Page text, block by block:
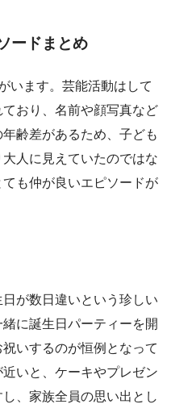
ードまとめ
います。芸能活動はして
おり、名前や顔写真など
齢差があるため、子ども
人に見えていたのではな
も仲が良いエピソードが
が数日違いという珍しい
に誕生日パーティーを開
いするのが恒例となって
いと、ケーキやプレゼン
、家族全員の思い出とし